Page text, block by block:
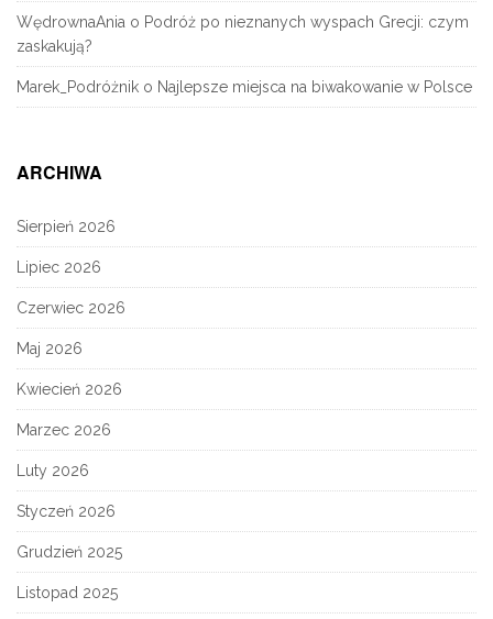
WędrownaAnia o Podróż po nieznanych wyspach Grecji: czym
zaskakują?
Marek_Podróżnik o Najlepsze miejsca na biwakowanie w Polsce
ARCHIWA
Sierpień 2026
Lipiec 2026
Czerwiec 2026
Maj 2026
Kwiecień 2026
Marzec 2026
Luty 2026
Styczeń 2026
Grudzień 2025
Listopad 2025